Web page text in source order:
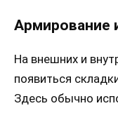
Армирование
На внешних и
появиться
Здесь обычно